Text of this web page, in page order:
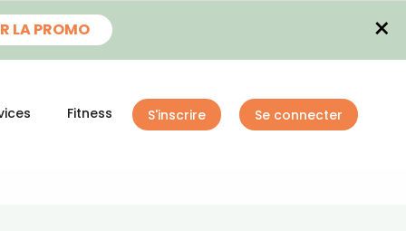
LA PROMO ×
Fitness S'inscrire Se connecter